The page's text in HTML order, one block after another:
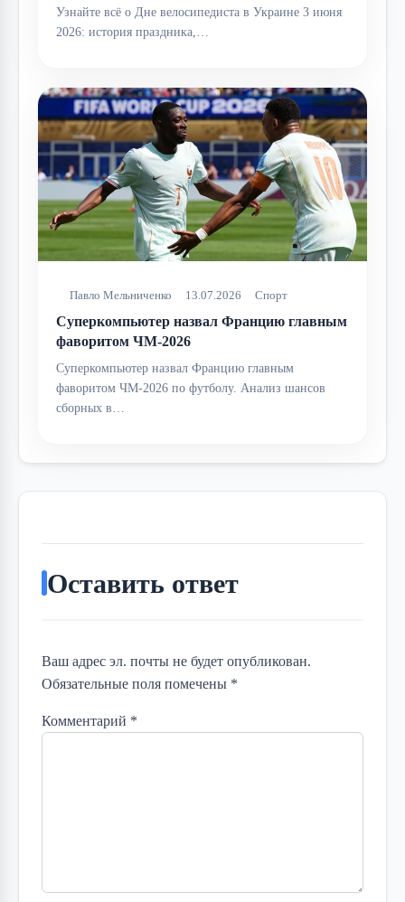
Узнайте всё о Дне велосипедиста в Украине 3 июня
2026: история праздника,…
Павло Мельниченко 13.07.2026 Спорт
Суперкомпьютер назвал Францию главным
фаворитом ЧМ-2026
Суперкомпьютер назвал Францию главным
фаворитом ЧМ-2026 по футболу. Анализ шансов
сборных в…
Оставить ответ
Ваш адрес эл. почты не будет опубликован.
Обязательные поля помечены *
Комментарий *